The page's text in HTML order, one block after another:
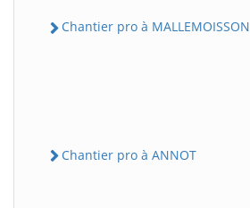
Chantier pro à MALLEMOISSON
Chantier pro à ANNOT